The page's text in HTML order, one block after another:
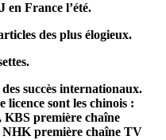
en France l’été.
des plus élogieux.
succès internationaux.
licence sont les chinois :
KBS première chaîne
NHK première chaîne TV